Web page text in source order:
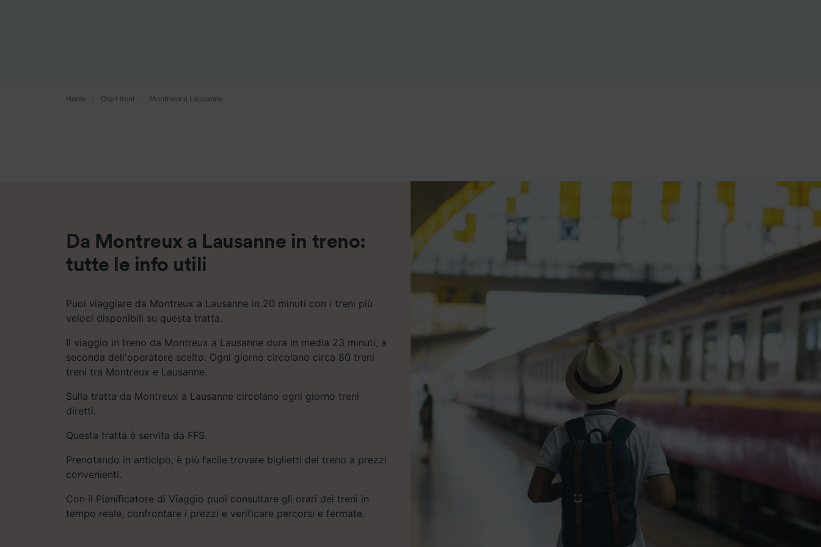
Home Orari treni Montreux a Lausanne
Da Montreux a Lausanne in treno:
tutte le info utili
Puoi viaggiare da Montreux a Lausanne in 20 minuti con i treni più
veloci disponibili su questa tratta.
Il viaggio in treno da Montreux a Lausanne dura in media 23 minuti, a
seconda dell'operatore scelto. Ogni giorno circolano circa 80 treni
treni tra Montreux e Lausanne.
Sulla tratta da Montreux a Lausanne circolano ogni giorno treni
diretti.
Questa tratta è servita da FFS.
Prenotando in anticipo, è più facile trovare biglietti del treno a prezzi
convenienti.
Con il Pianificatore di Viaggio puoi consultare gli orari dei treni in
tempo reale, confrontare i prezzi e verificare percorsi e fermate.